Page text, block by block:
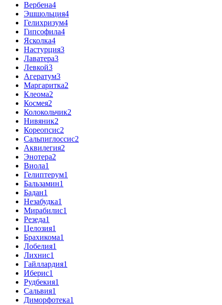
Вербена4
Эшшольция4
Гелихризум4
Гипсофила4
Ясколка4
Настурция3
Лаватера3
Левкой3
Агератум3
Маргаритка2
Клеома2
Космея2
Колокольчик2
Нивяник2
Кореопсис2
Сальпиглоссис2
Аквилегия2
Энотера2
Виола1
Гелиптерум1
Бальзамин1
Бадан1
Незабудка1
Мирабилис1
Резеда1
Целозия1
Брахикома1
Лобелия1
Лихнис1
Гайллардия1
Иберис1
Рудбекия1
Сальвия1
Диморфотека1